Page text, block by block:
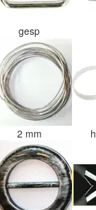
gesp
2 mm